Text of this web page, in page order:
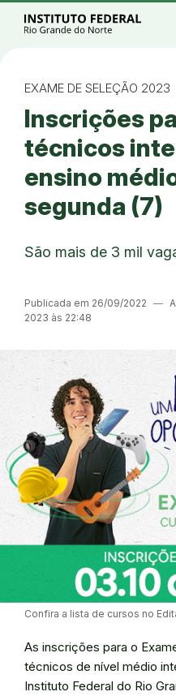
Ir para a página inicial
Ir para a busca
Alto contraste
Login da Área Administrativa
Acessibilidade
EXAME DE SELEÇÃO 2023
Inscrições
técnicos
ensino
segunda (7)
São mais de 3 mil
Publicada em 26/09/2022 ―
2023 às 22:48
Confira a lista de cursos no
As inscrições para o
técnicos de nível médio
Instituto Federal do Rio